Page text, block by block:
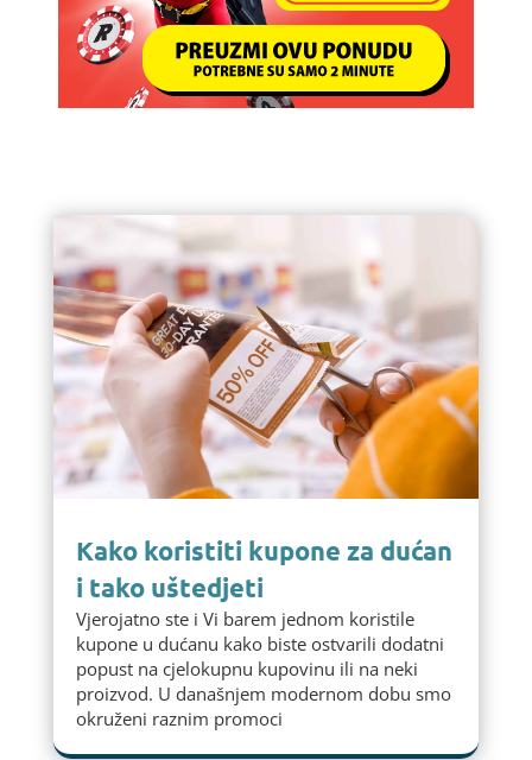
Kako koristiti kupone za dućan
i tako uštedjeti
Vjerojatno ste i Vi barem jednom koristile
kupone u dućanu kako biste ostvarili dodatni
popust na cjelokupnu kupovinu ili na neki
proizvod. U današnjem modernom dobu smo
okruženi raznim promoci